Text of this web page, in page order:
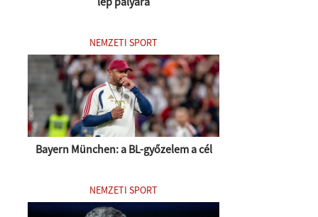
NEMZETI SPORT
Bayern München: a BL-győzelem a cél
NEMZETI SPORT